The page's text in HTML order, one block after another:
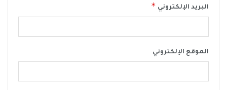
البريد الإلكتروني *
الموقع الإلكتروني